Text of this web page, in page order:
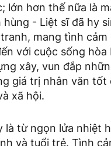
lớn hơn thế nữa là
hùng - Liệt sĩ đã hy
mang tình cảm
với cuộc sống hòa
xây, vun đắp
giá trị nhân văn tốt
xã hội.
là từ ngọn lửa nhiệt
và tuổi trẻ. Tình